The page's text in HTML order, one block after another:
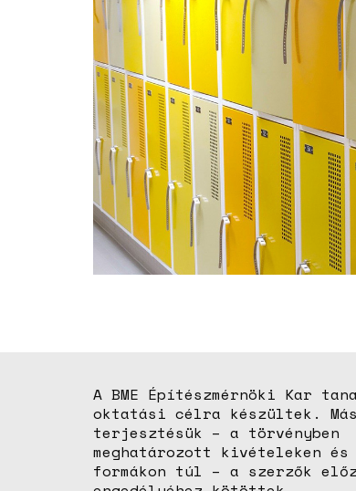
A BME Építészmérnöki Kar
oktatási célra készültek.
terjesztésük – a törvényben
meghatározott kivételeken és
formákon túl – a szerzők